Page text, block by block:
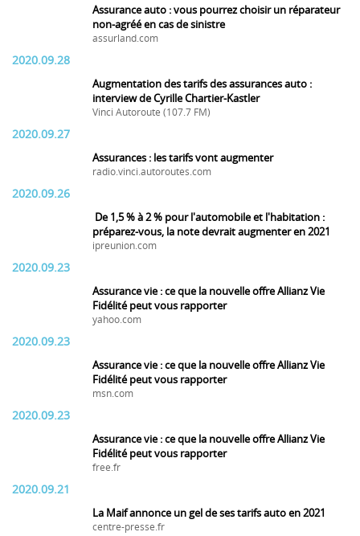
Assurance auto : vous pourrez choisir un réparateur
non-agréé en cas de sinistre
assurland.com
2020.09.28
Augmentation des tarifs des assurances auto :
interview de Cyrille Chartier-Kastler
Vinci Autoroute (107.7 FM)
2020.09.27
Assurances : les tarifs vont augmenter
radio.vinci.autoroutes.com
2020.09.26
De 1,5 % à 2 % pour l'automobile et l'habitation :
préparez-vous, la note devrait augmenter en 2021
ipreunion.com
2020.09.23
Assurance vie : ce que la nouvelle offre Allianz Vie
Fidélité peut vous rapporter
yahoo.com
2020.09.23
Assurance vie : ce que la nouvelle offre Allianz Vie
Fidélité peut vous rapporter
msn.com
2020.09.23
Assurance vie : ce que la nouvelle offre Allianz Vie
Fidélité peut vous rapporter
free.fr
2020.09.21
La Maif annonce un gel de ses tarifs auto en 2021
centre-presse.fr